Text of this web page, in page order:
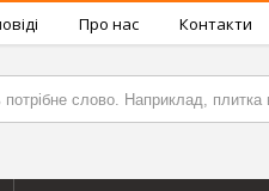
Про нас Контакти